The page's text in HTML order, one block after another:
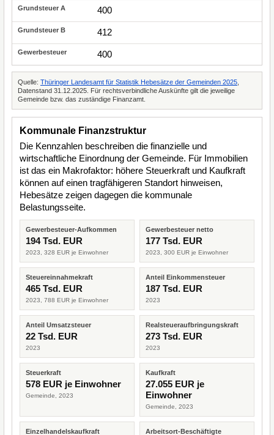
400
412
400
Quelle: Thüringer Landesamt für Statistik Hebesätze der Gemeinden 2025
Datenstand 31.12.2025. Für rechtsverbindliche Auskünfte gilt die jeweilige
Gemeinde bzw. das zuständige Finanzamt.
Kommunale Finanzstruktur
Die Kennzahlen beschreiben die finanzielle und
wirtschaftliche Einordnung der Gemeinde. Für Immobilien
ist das ein Makrofaktor: höhere Steuerkraft und Kaufkraft
können auf einen tragfähigeren Standort hinweisen,
Hebesätze zeigen dagegen die kommunale
Belastungsseite.
Gewerbesteuer-Aufkommen
194 Tsd. EUR
2023, 328 EUR je Einwohner
Gewerbesteuer netto
177 Tsd. EUR
2023, 300 EUR je Einwohner
Steuereinnahmekraft
465 Tsd. EUR
2023, 788 EUR je Einwohner
Anteil Einkommensteuer
187 Tsd. EUR
2023
Anteil Umsatzsteuer
22 Tsd. EUR
2023
Realsteueraufbringungskraft
273 Tsd. EUR
2023
Steuerkraft
578 EUR je Einwohner
Gemeinde, 2023
Kaufkraft
27.055 EUR je
Einwohner
Gemeinde, 2023
Einzelhandelskaufkraft Arbeitsort-Beschäftigte